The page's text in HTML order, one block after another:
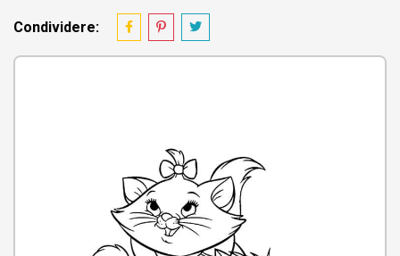
Condividere: